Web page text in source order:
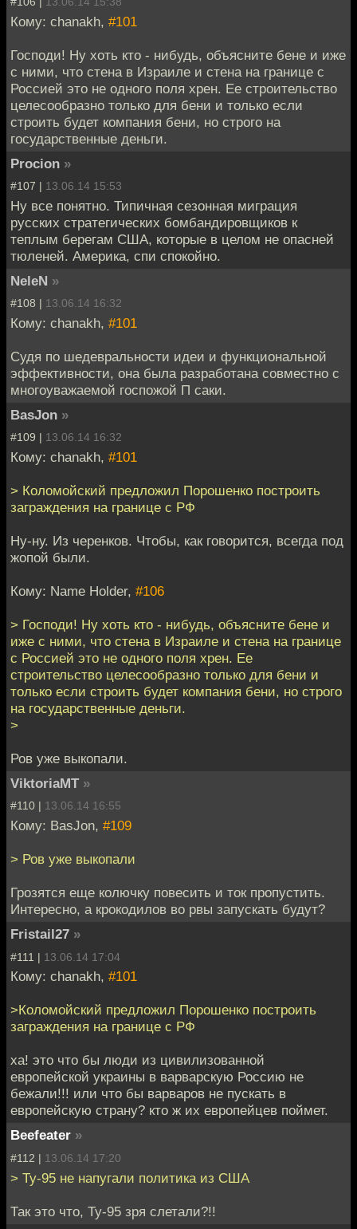
Кому: chanakh, #101
Господи! Ну хоть кто - нибудь, объясните бене и иже
с ними, что стена в Израиле и стена на границе с
Россией это не одного поля хрен. Ее строительство
целесообразно только для бени и только если
строить будет компания бени, но строго на
государственные деньги.
Procion »
#107 | 13.06.14 15:53
Ну все понятно. Типичная сезонная миграция
русских стратегических бомбандировщиков к
теплым берегам США, которые в целом не опасней
тюленей. Америка, спи спокойно.
NeleN »
#108 | 13.06.14 16:32
Кому: chanakh, #101
Судя по шедевральности идеи и функциональной
эффективности, она была разработана совместно с
многоуважаемой госпожой П саки.
BasJon »
#109 | 13.06.14 16:32
Кому: chanakh, #101
> Коломойский предложил Порошенко построить
заграждения на границе с РФ
Ну-ну. Из черенков. Чтобы, как говорится, всегда под
жопой были.
Кому: Name Holder, #106
> Господи! Ну хоть кто - нибудь, объясните бене и
иже с ними, что стена в Израиле и стена на границе
с Россией это не одного поля хрен. Ее
строительство целесообразно только для бени и
только если строить будет компания бени, но строго
на государственные деньги.
>
Ров уже выкопали.
ViktoriaMT »
#110 | 13.06.14 16:55
Кому: BasJon, #109
> Ров уже выкопали
Грозятся еще колючку повесить и ток пропустить.
Интересно, а крокодилов во рвы запускать будут?
Fristail27 »
#111 | 13.06.14 17:04
Кому: chanakh, #101
>Коломойский предложил Порошенко построить
заграждения на границе с РФ
ха! это что бы люди из цивилизованной
европейской украины в варварскую Россию не
бежали!!! или что бы варваров не пускать в
европейскую страну? кто ж их европейцев поймет.
Beefeater »
#112 | 13.06.14 17:20
> Ty-95 не напугали политика из США
Так это что, Ту-95 зря слетали?!!